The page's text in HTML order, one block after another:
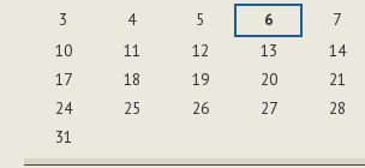
3
4 5 6 7
10
11 12 13 14
17
18 19 20 21
24
25 26 27 28
31